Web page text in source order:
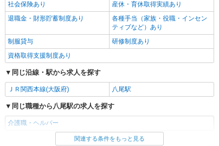
社会保険あり
産休・育休取得実績あり
退職金・財形貯蓄制度あり
各種手当（家族・役職・インセン
ティブなど）あり
制服貸与
研修制度あり
資格取得支援制度あり
同じ沿線・駅から求人を探す
ＪＲ関西本線(大阪府) 八尾駅
同じ職種から八尾駅の求人を探す
介護職・ヘルパー
同じ雇用形態から八尾駅の求人を探す
関連する条件をもっと見る